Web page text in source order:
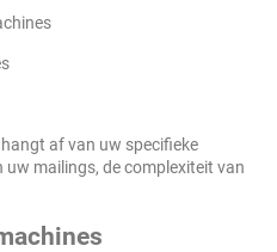
af van uw specifieke
uw mailings, de complexiteit van